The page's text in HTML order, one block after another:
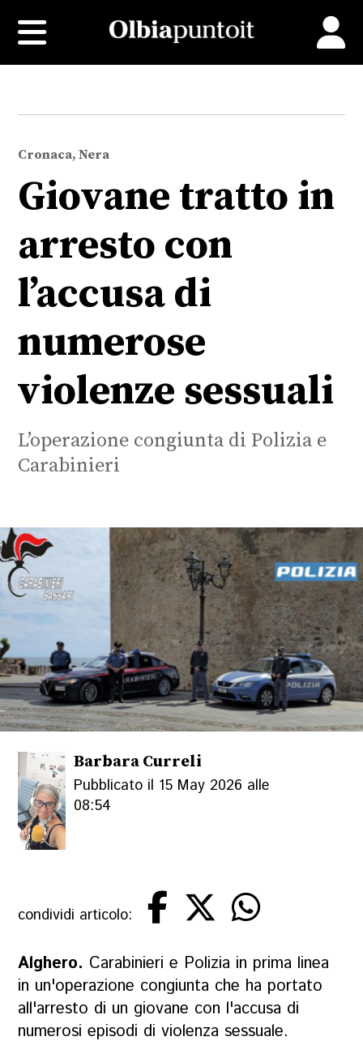
Cronaca, Nera
Giovane tratto in
arresto con
l’accusa di
numerose
violenze sessuali
L’operazione congiunta di Polizia e
Carabinieri
Barbara Curreli
Pubblicato il 15 May 2026 alle
08:54
condividi articolo:
Alghero. Carabinieri e Polizia in prima linea
in un'operazione congiunta che ha portato
all'arresto di un giovane con l'accusa di
numerosi episodi di violenza sessuale.